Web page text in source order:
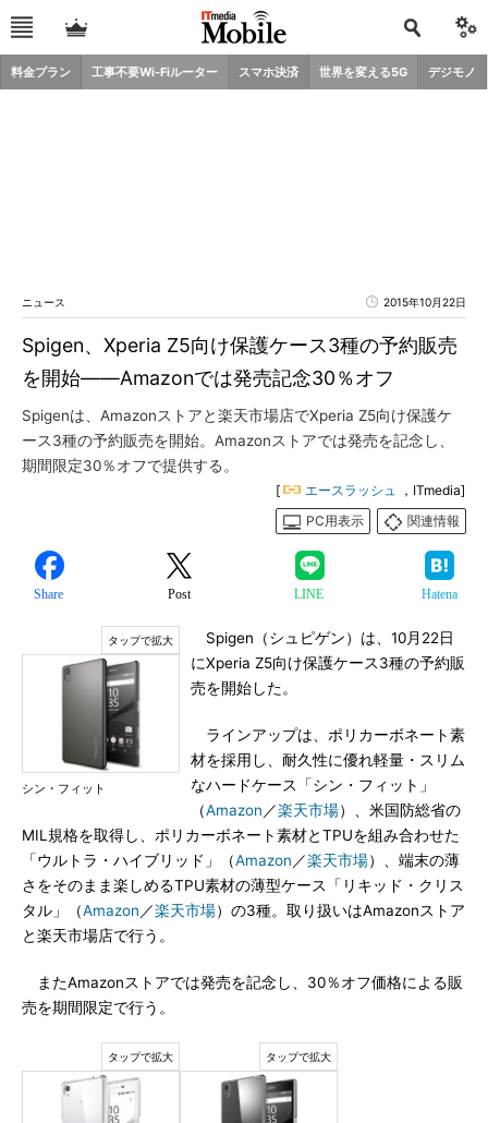
料金プラン 工事不要Wi-Fiルーター スマホ決済 世界を変える5G デジモノ
ニュース 2015年10月22日
Spigen、Xperia Z5向け保護ケース3種の予約販売
を開始――Amazonでは発売記念30％オフ
Spigenは、Amazonストアと楽天市場店でXperia Z5向け保護ケ
ース3種の予約販売を開始。Amazonストアでは発売を記念し、
期間限定30％オフで提供する。
[ エースラッシュ ，ITmedia]
PC用表示
関連情報
Share Post LINE Hatena
シン・フィット
Spigen（シュピゲン）は、10月22日
にXperia Z5向け保護ケース3種の予約販
売を開始した。
ラインアップは、ポリカーボネート素
材を採用し、耐久性に優れ軽量・スリム
なハードケース「シン・フィット」
（Amazon ／楽天市場）、米国防総省の
MIL規格を取得し、ポリカーボネート素材とTPUを組み合わせた
「ウルトラ・ハイブリッド」（Amazon ／楽天市場）、端末の薄
さをそのまま楽しめるTPU素材の薄型ケース「リキッド・クリス
タル」（Amazon ／楽天市場）の3種。取り扱いはAmazonストア
と楽天市場店で行う。
またAmazonストアでは発売を記念し、30％オフ価格による販
売を期間限定で行う。